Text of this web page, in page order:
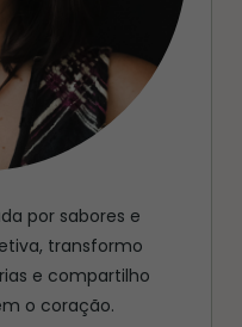
por sabores e
transformo
e compartilho
o coração.